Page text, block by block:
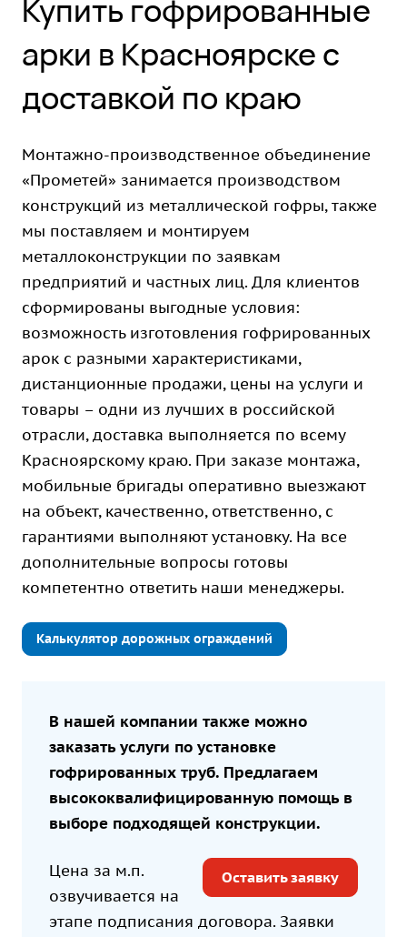
Купить гофрированные
арки в Красноярске с
доставкой по краю
Монтажно-производственное объединение
«Прометей» занимается производством
конструкций из металлической гофры, также
мы поставляем и монтируем
металлоконструкции по заявкам
предприятий и частных лиц. Для клиентов
сформированы выгодные условия:
возможность изготовления гофрированных
арок с разными характеристиками,
дистанционные продажи, цены на услуги и
товары – одни из лучших в российской
отрасли, доставка выполняется по всему
Красноярскому краю. При заказе монтажа,
мобильные бригады оперативно выезжают
на объект, качественно, ответственно, с
гарантиями выполняют установку. На все
дополнительные вопросы готовы
компетентно ответить наши менеджеры.
Калькулятор дорожных ограждений
В нашей компании также можно
заказать услуги по установке
гофрированных труб. Предлагаем
высококвалифицированную помощь в
выборе подходящей конструкции.
Оставить заявку
Цена за м.п.
озвучивается на
этапе подписания договора. Заявки